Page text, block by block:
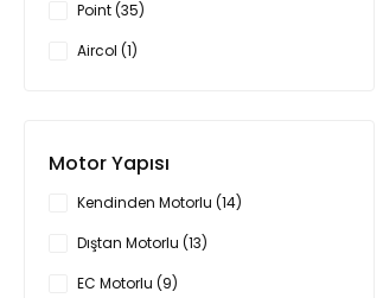
Point (35)
Aircol (1)
Motor Yapısı
Kendinden Motorlu (14)
Dıştan Motorlu (13)
EC Motorlu (9)